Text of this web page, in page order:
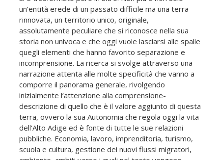
un’entità erede di un passato difficile ma una terra
rinnovata, un territorio unico, originale,
assolutamente peculiare che si riconosce nella sua
storia non univoca e che oggi vuole lasciarsi alle spalle
quegli elementi che hanno favorito separazione e
incomprensione. La ricerca si svolge attraverso una
narrazione attenta alle molte specificità che vanno a
comporre il panorama generale, rivolgendo
inizialmente l’attenzione alla comprensione-
descrizione di quello che è il valore aggiunto di questa
terra, ovvero la sua Autonomia che regola oggi la vita
dell’Alto Adige ed è fonte di tutte le sue relazioni
pubbliche. Economia, lavoro, imprenditoria, turismo,
scuola e cultura, gestione dei nuovi flussi migratori,